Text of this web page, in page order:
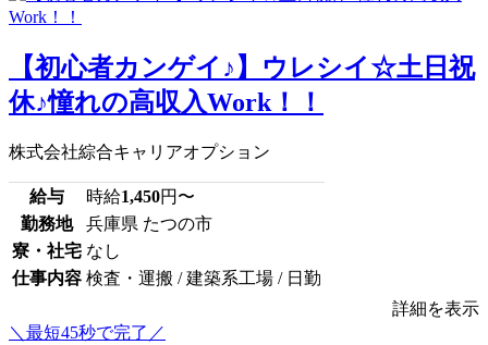
【初心者カンゲイ♪】ウレシイ☆土日祝
休♪憧れの高収入Work！！
株式会社綜合キャリアオプション
給与 時給1,450円〜
勤務地
兵庫県 たつの市
寮・社宅 なし
仕事内容 検査・運搬 / 建築系工場 / 日勤
詳細を表示
＼最短45秒で完了／